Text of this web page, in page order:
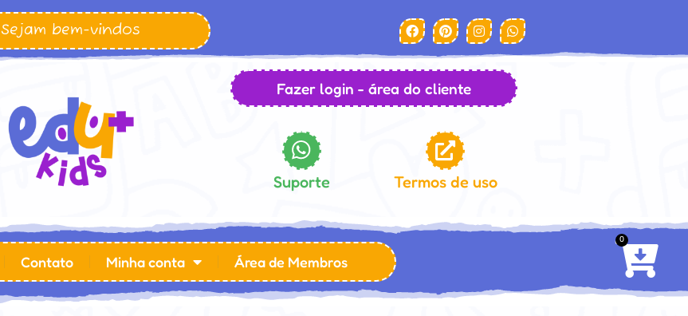
Sejam bem-vindos
Fazer login - área do cliente
Suporte Termos de uso
Contato Minha conta Área de Membros
0